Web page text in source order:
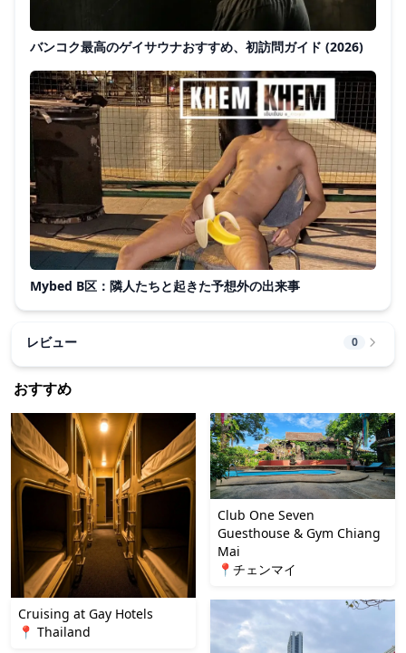
バンコク最高のゲイサウナおすすめ、初訪問ガイド (2026)
Mybed B区：隣人たちと起きた予想外の出来事
レビュー 0
おすすめ
Cruising at Gay Hotels
📍 Thailand
Club One Seven
Guesthouse & Gym Chiang
Mai
📍チェンマイ